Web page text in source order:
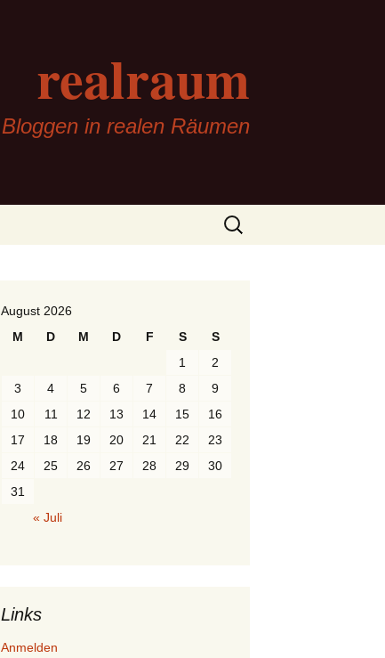
realraum
Bloggen in realen Räumen
Suchen
nach:
August 2026
M
D M D F S
S
1
2
3
4 5 6 7 8
9
10
11 12 13 14 15
16
17
18 19 20 21 22
23
24
25 26 27 28 29
30
31
« Juli
Links
Anmelden